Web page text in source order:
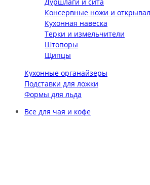
Консервные ножи и
Кухонная навеска
Терки и измельчители
Штопоры
Щипцы
Кухонные органайзеры
Подставки для ложки
Формы для льда
Все для чая и кофе